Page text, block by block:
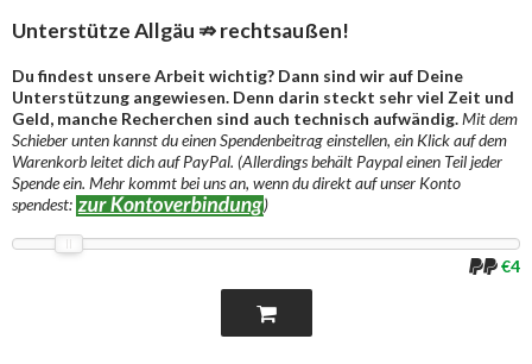
Unterstütze Allgäu ⇏ rechtsaußen!
Du findest unsere Arbeit wichtig? Dann sind wir auf Deine
Unterstützung angewiesen. Denn darin steckt sehr viel Zeit und
Geld, manche Recherchen sind auch technisch aufwändig.Mit dem
Schieber unten kannst du einen Spendenbeitrag einstellen, ein Klick auf dem
Warenkorb leitet dich auf PayPal. (Allerdings behält Paypal einen Teil jeder
Spende ein. Mehr kommt bei uns an, wenn du direkt auf unser Konto
spendest:
)
€4